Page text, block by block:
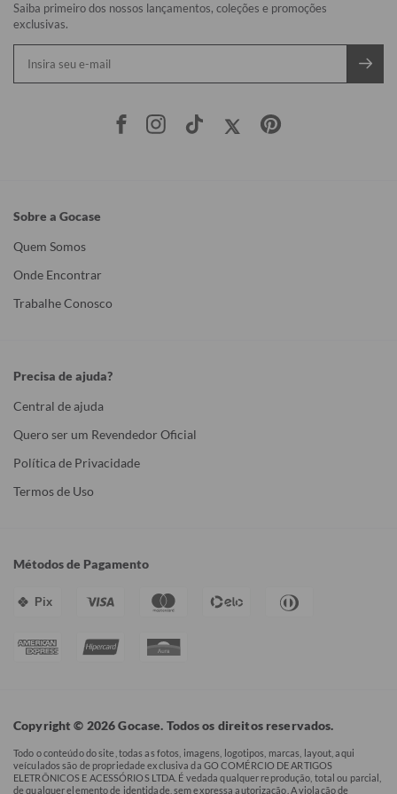
Saiba primeiro dos nossos lançamentos, coleções e promoções
exclusivas.
Sobre a Gocase
Quem Somos
Onde Encontrar
Trabalhe Conosco
Precisa de ajuda?
Central de ajuda
Quero ser um Revendedor Oficial
Política de Privacidade
Termos de Uso
Métodos de Pagamento
Pix
Copyright © 2026 Gocase. Todos os direitos reservados.
Todo o conteúdo do site, todas as fotos, imagens, logotipos, marcas, layout, aqui
veículados são de propriedade exclusiva da GO COMÉRCIO DE ARTIGOS
ELETRÔNICOS E ACESSÓRIOS LTDA. É vedada qualquer reprodução, total ou parcial,
de qualquer elemento de identidade, sem expressa autorização. A violação de